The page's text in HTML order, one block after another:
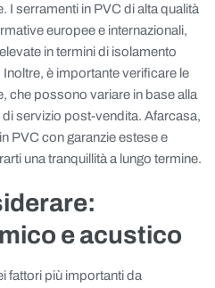
I serramenti in PVC di alta qualità
europee e internazionali,
in termini di isolamento
è importante verificare le
che possono variare in base alla
servizio post-vendita. Afarcasa,
PVC con garanzie estese e
una tranquillità a lungo termine.
e acustico
fattori più importanti da